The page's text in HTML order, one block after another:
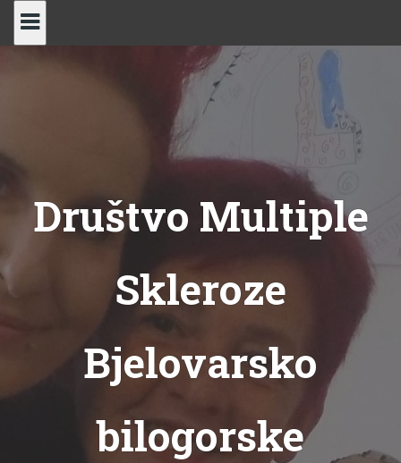
Skip
Društvo Multiple
Skleroze
Bjelovarsko
bilogorske